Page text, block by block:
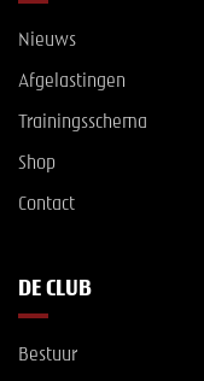
Nieuws
Afgelastingen
Trainingsschema
Shop
Contact
DE CLUB
Bestuur